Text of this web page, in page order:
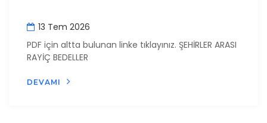
13 Tem 2026
PDF için altta bulunan linke tıklayınız. ŞEHİRLER ARASI
RAYİÇ BEDELLER
DEVAMI